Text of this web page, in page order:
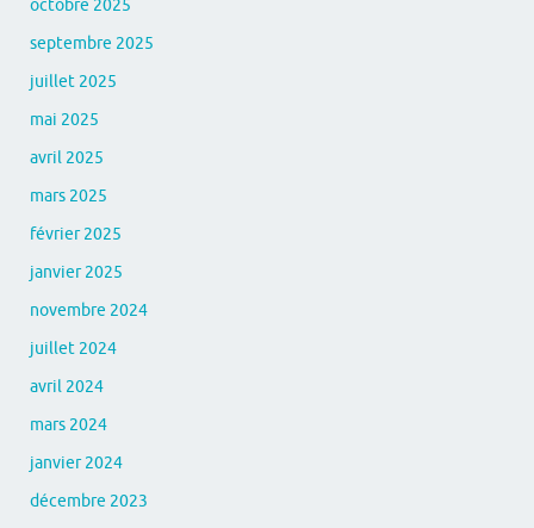
octobre 2025
septembre 2025
juillet 2025
mai 2025
avril 2025
mars 2025
février 2025
janvier 2025
novembre 2024
juillet 2024
avril 2024
mars 2024
janvier 2024
décembre 2023